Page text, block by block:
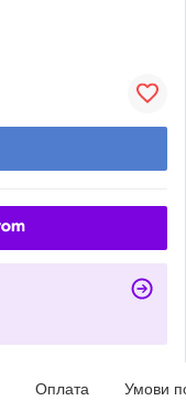
Оплата Умови